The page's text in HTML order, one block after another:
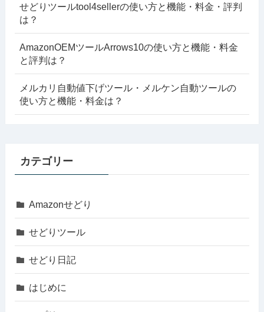
せどりツールtool4sellerの使い方と機能・料金・評判
は？
AmazonOEMツールArrows10の使い方と機能・料金
と評判は？
メルカリ自動値下げツール・メルケン自動ツールの
使い方と機能・料金は？
カテゴリー
Amazonせどり
せどりツール
せどり日記
はじめに